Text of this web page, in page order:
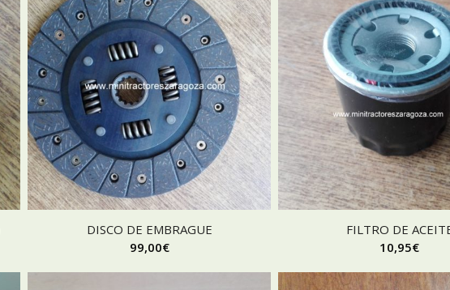
DISCO DE EMBRAGUE
99,00€
FILTRO DE
10,95€